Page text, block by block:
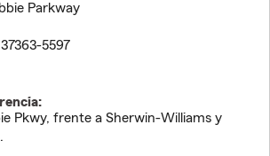
Parkway
37363-5597
Pkwy, frente a Sherwin-Williams y